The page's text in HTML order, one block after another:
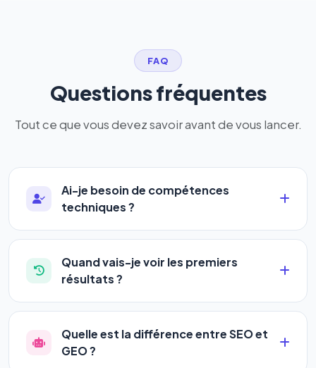
FAQ
Questions fréquentes
Tout ce que vous devez savoir avant de vous lancer.
Ai-je besoin de compétences
techniques ?
Absolument pas. Notre logiciel a été conçu pour
être accessible àtous les profils: artisans,
commerçants, auto-entrepreneurs, PME ou
complexe — vous renseignez l'adresse de votre
site, décrivez votre activité, et le logiciel gère tout
en automatique 24h/24.
Quand vais-je voir les premiers
résultats ?
La plupart de nos utilisateurs observent une
amélioration de leur positionnement en4 à 6
semaines. Le référencement est un marathon, pas
Quelle est la différence entre SEO et
GEO ?